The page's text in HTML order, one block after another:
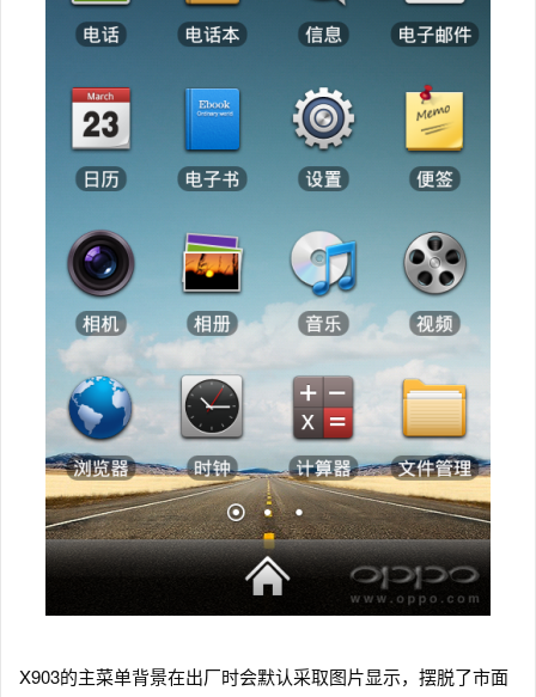
X903的主菜单背景在出厂时会默认采取图片显示，摆脱了市面